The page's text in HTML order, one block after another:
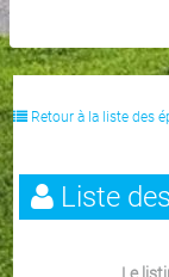
Retour à la liste des
Liste